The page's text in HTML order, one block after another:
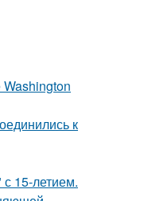
к
15-летием.